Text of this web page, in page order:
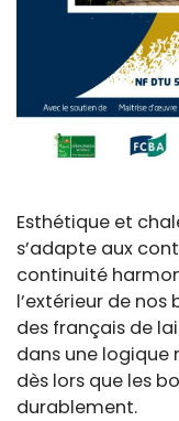
Esthétique et
s’adapte aux
continuité
l’extérieur de
des français de
dans une logique
dès lors que les
durablement.